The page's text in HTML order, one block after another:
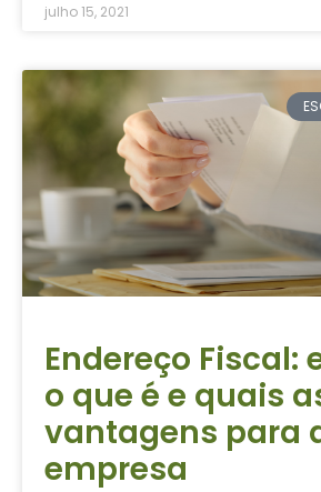
julho 15, 2021
Endereço Fiscal:
o que é e quais
vantagens para
empresa